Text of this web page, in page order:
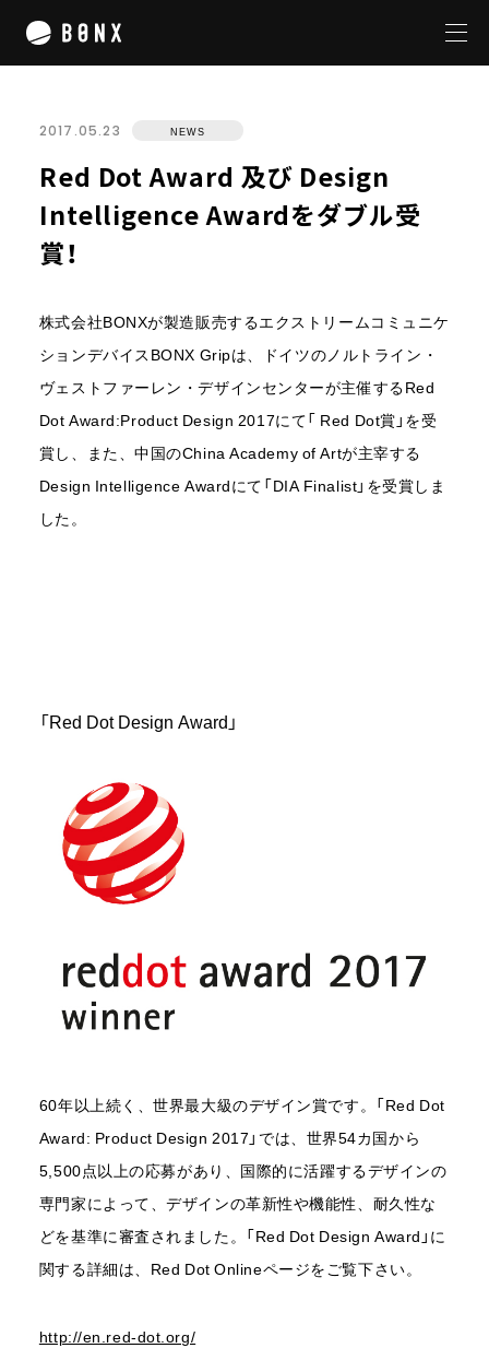
私たちについて
サービス
プロダクト
BONX GRIP
テクノロジー
企業概要
採用情報
サポート
Japanese
2017.05.23 NEWS
Red Dot Award 及び Design
Intelligence Awardをダブル受
賞！
株式会社BONXが製造販売するエクストリームコミュニケ
ションデバイスBONX Gripは、ドイツのノルトライン・
ヴェストファーレン・デザインセンターが主催するRed
Dot Award:Product Design 2017にて「 Red Dot賞」を受
賞し、また、中国のChina Academy of Artが主宰する
Design Intelligence Awardにて「DIA Finalist」を受賞しま
した。
「Red Dot Design Award」
60年以上続く、世界最大級のデザイン賞です。「Red Dot
Award: Product Design 2017」では、世界54カ国から
5,500点以上の応募があり、国際的に活躍するデザインの
専門家によって、デザインの革新性や機能性、耐久性な
どを基準に審査されました。「Red Dot Design Award」に
関する詳細は、Red Dot Onlineページをご覧下さい。
http://en.red-dot.org/